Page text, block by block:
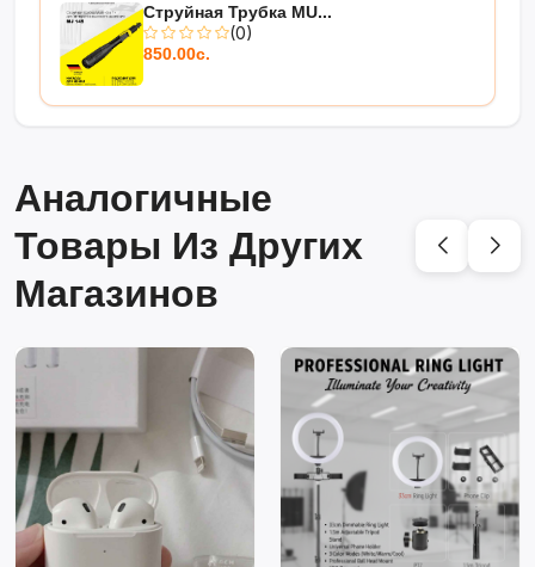
Струйная Трубка MU...
(0)
850.00с.
Аналогичные
Товары Из Других
Магазинов